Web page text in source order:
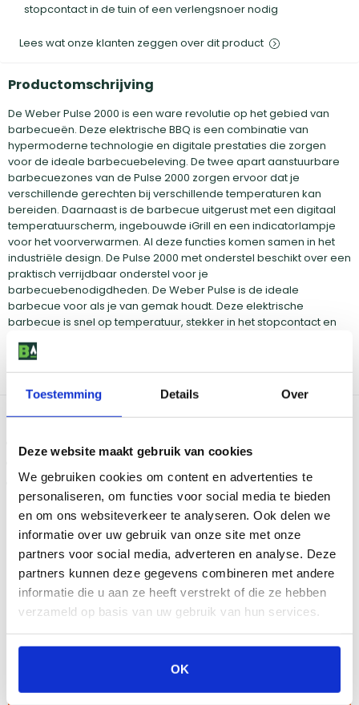
Toestemming Details Over
Deze website maakt gebruik van cookies
We gebruiken cookies om content en advertenties te
personaliseren, om functies voor social media te bieden
en om ons websiteverkeer te analyseren. Ook delen we
informatie over uw gebruik van onze site met onze
partners voor social media, adverteren en analyse. Deze
partners kunnen deze gegevens combineren met andere
informatie die u aan ze heeft verstrekt of die ze hebben
verzameld op basis van uw gebruik van hun services.
OK
stopcontact in de tuin of een verlengsnoer nodig
Lees wat onze klanten zeggen over dit product
Productomschrijving
De Weber Pulse 2000 is een ware revolutie op het gebied van
barbecueën. Deze elektrische BBQ is een combinatie van
hypermoderne technologie en digitale prestaties die zorgen
voor de ideale barbecuebeleving. De twee apart aanstuurbare
barbecuezones van de Pulse 2000 zorgen ervoor dat je
verschillende gerechten bij verschillende temperaturen kan
bereiden. Daarnaast is de barbecue uitgerust met een digitaal
temperatuurscherm, ingebouwde iGrill en een indicatorlampje
voor het voorverwarmen. Al deze functies komen samen in het
industriële design. De Pulse 2000 met onderstel beschikt over een
praktisch verrijdbaar onderstel voor je
barbecuebenodigdheden. De Weber Pulse is de ideale
barbecue voor als je van gemak houdt. Deze elektrische
barbecue is snel op temperatuur, stekker in het stopcontact en
binnen vijf minuten kun je aan de slag. De gietijzeren roosters op
de Weber Pulse zorgen voor de perfecte grillmarkeringen op je
gerechten, bijvoorbeeld op heerlijke steaks. De grillstrepen zien
er niet alleen mooi uit, maar zorgen ook voor meer smaak.
Wordt altijd geleverd met:
Grillrooster
Handleiding
Bekijk dit product in onze winkels
Amsterdam
Breda
Den Bosch
Doetinchem
Duiven
Eindhoven
Groningen
Naarden
Utrecht
Vind onze winkels